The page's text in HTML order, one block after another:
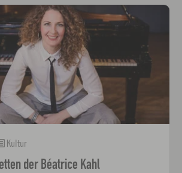
Kultur
der Béatrice Kahl